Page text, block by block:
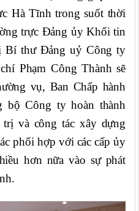
Hà Tĩnh trong suốt thời
trực Đảng ủy Khối tin
Bí thư Đảng uỷ Công ty
Phạm Công Thành sẽ
vụ, Ban Chấp hành
bộ Công ty hoàn thành
và công tác xây dựng
phối hợp với các cấp ủy
hơn nữa vào sự phát